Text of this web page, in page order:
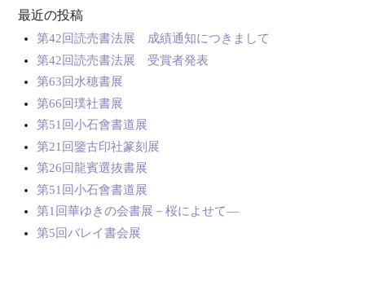
最近の投稿
第42回読売書法展 成績通知につきまして
第42回読売書法展 受賞者発表
第63回水穂書展
第66回璞社書展
第51回小石會書道展
第21回鑒古印社篆刻展
第26回龍賓選抜書展
第51回小石會書道展
第1回華ゆきの会書展－桜によせて―
第5回バレイ書会展